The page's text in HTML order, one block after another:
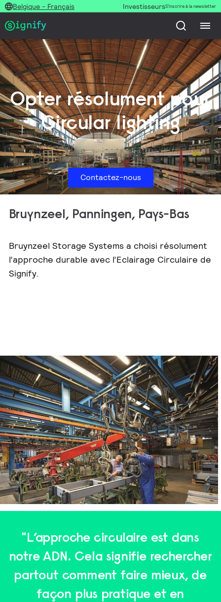
Belgique - Français InvestisseursS’inscrire à la newsletter
Opter résolument pour
Circular lighting
Contactez-nous
Bruynzeel, Panningen, Pays-Bas
Bruynzeel Storage Systems a choisi résolument
l’approche durable avec l’Eclairage Circulaire de
Signify.
"L’approche circulaire est dans
notre ADN. Cela signifie rechercher
partout comment faire mieux, de
façon plus pratique et en